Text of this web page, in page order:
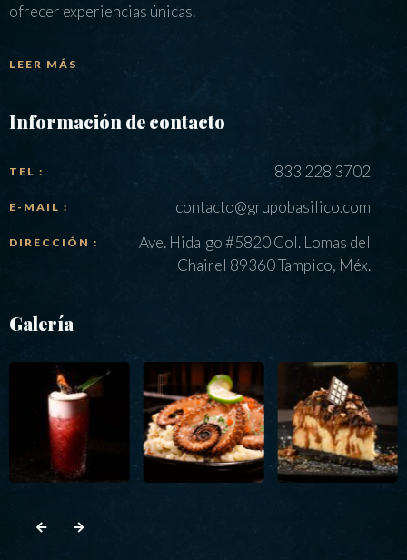
ofrecer experiencias únicas.
LEER MÁS
Información de contacto
TEL : 833 228 3702
E-MAIL : contacto@grupobasilico.com
DIRECCIÓN :
Ave. Hidalgo #5820 Col. Lomas del
Chairel 89360 Tampico, Méx.
Galería